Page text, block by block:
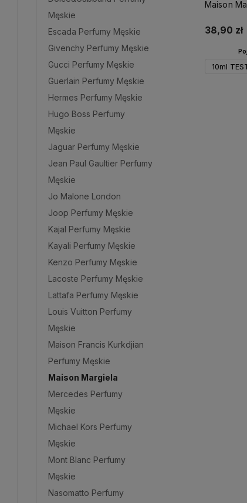
Męskie
Escada Perfumy Męskie
Givenchy Perfumy Męskie
Gucci Perfumy Męskie
Guerlain Perfumy Męskie
Hermes Perfumy Męskie
Hugo Boss Perfumy
Męskie
Jaguar Perfumy Męskie
Jean Paul Gaultier Perfumy
Męskie
Jo Malone London
Joop Perfumy Męskie
Kajal Perfumy Męskie
Kayali Perfumy Męskie
Kenzo Perfumy Męskie
Lacoste Perfumy Męskie
Lattafa Perfumy Męskie
Louis Vuitton Perfumy
Męskie
Maison Francis Kurkdjian
Perfumy Męskie
Maison Margiela
Mercedes Perfumy
Męskie
Michael Kors Perfumy
Męskie
Mont Blanc Perfumy
Męskie
Nasomatto Perfumy
Maison
38,90 zł
10ml